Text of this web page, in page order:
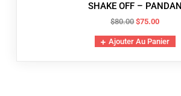
SHAKE OFF – PANDAN
$80.00Le
prix
initial
$75.00Le
prix
actuel
Ajouter Au Panier